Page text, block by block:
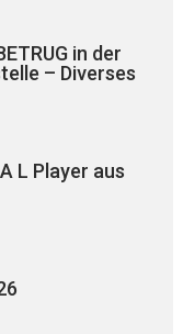
in der
– Diverses
L Player aus